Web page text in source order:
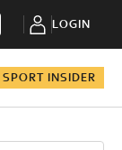
LOGIN
INSIDER